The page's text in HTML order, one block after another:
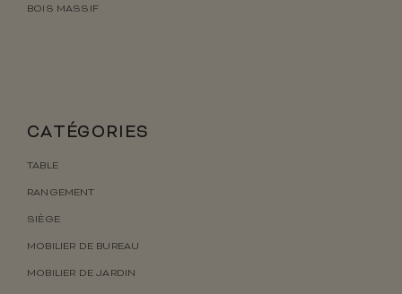
BOIS MASSIF
CATÉGORIES
TABLE
RANGEMENT
SIÈGE
MOBILIER DE BUREAU
MOBILIER DE JARDIN